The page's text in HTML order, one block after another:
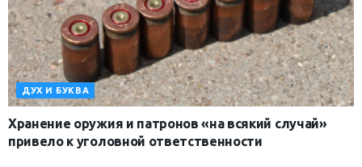
ДУХ И БУКВА
Хранение оружия и патронов «на всякий случай»
привело к уголовной ответственности